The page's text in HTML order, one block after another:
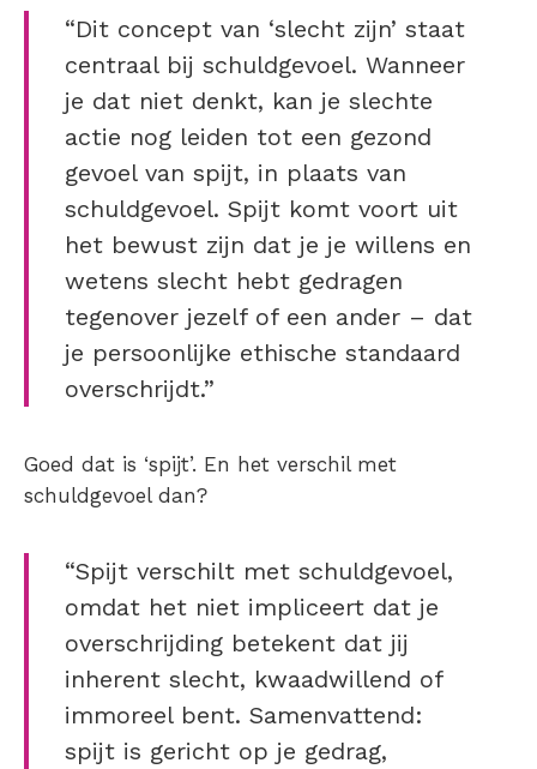
“Dit concept van ‘slecht zijn’ staat
centraal bij schuldgevoel. Wanneer
je dat niet denkt, kan je slechte
actie nog leiden tot een gezond
gevoel van spijt, in plaats van
schuldgevoel. Spijt komt voort uit
het bewust zijn dat je je willens en
wetens slecht hebt gedragen
tegenover jezelf of een ander – dat
je persoonlijke ethische standaard
overschrijdt.”
Goed dat is ‘spijt’. En het verschil met
schuldgevoel dan?
“Spijt verschilt met schuldgevoel,
omdat het niet impliceert dat je
overschrijding betekent dat jij
inherent slecht, kwaadwillend of
immoreel bent. Samenvattend:
spijt is gericht op je gedrag,